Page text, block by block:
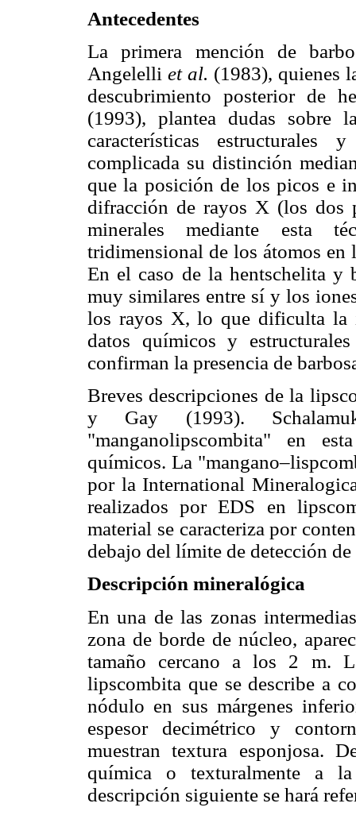
Antecedentes
La primera mención de
Angelelli et al. (1983), quienes
descubrimiento posterior de
(1993), plantea dudas sobre
características estructurales
complicada su distinción
que la posición de los picos e
difracción de rayos X (los dos
minerales mediante esta
tridimensional de los átomos en
En el caso de la hentschelita y
muy similares entre sí y los
los rayos X, lo que dificulta la
datos químicos y
confirman la presencia de
Breves descripciones de la
y Gay (1993).
"manganolipscombita" en
químicos. La
por la International
realizados por EDS en
material se caracteriza por
debajo del límite de detección
Descripción mineralógica
En una de las zonas
zona de borde de núcleo,
tamaño cercano a los 2 m.
lipscombita que se describe a
nódulo en sus márgenes
espesor decimétrico y
muestran textura esponjosa.
química o texturalmente a
descripción siguiente se hará